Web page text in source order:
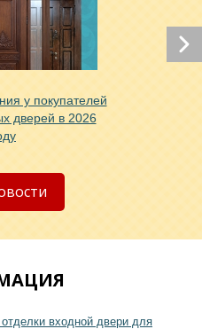
Хочу такую
у покупателей
дверей в 2026
входной двери для